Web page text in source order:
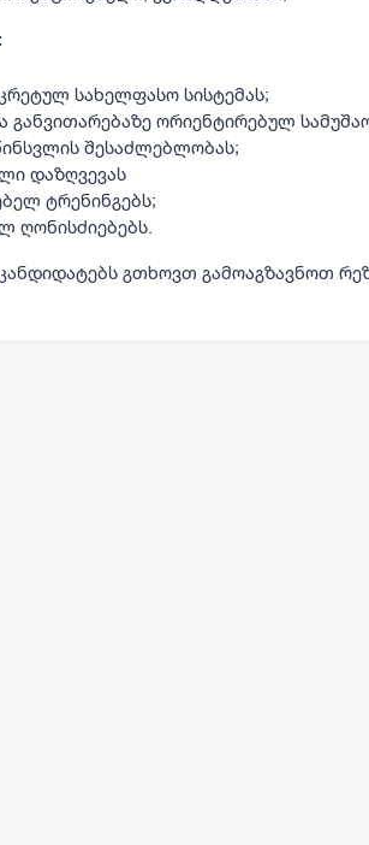
სახელფასო სისტემას;
განვითარებაზე ორიენტირებულ
შესაძლებლობას;
დაზღვევას
ტრენინგებს;
ღონისძიებებს.
გთხოვთ გამოაგზავნოთ